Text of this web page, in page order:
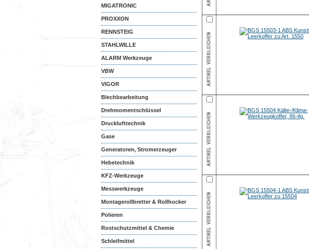
MIGATRONIC
PROXXON
RENNSTEIG
STAHLWILLE
ALARM Werkzeuge
VBW
VIGOR
Blechbearbeitung
Drehmomentschlüssel
Drucklufttechnik
Gase
Generatoren, Stromerzeuger
Hebetechnik
KFZ-Werkzeuge
Messwerkzeuge
Montagerollbretter & Rollhocker
Polieren
Rostschutzmittel & Chemie
Schleifmittel